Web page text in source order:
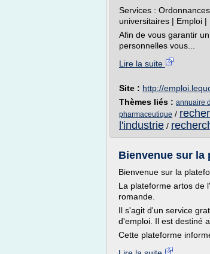
Services :
universitaires | Emploi |
Afin de vous garantir
personnelles vous...
Lire la suite
Site : http://
Thèmes liés : annuaire
pharmaceutique /
l'industrie /
Bienvenue sur la
Bienvenue sur la
La plateforme artos de
romande.
Il s'agit d'un service
d'emploi. Il est destiné
Cette plateforme